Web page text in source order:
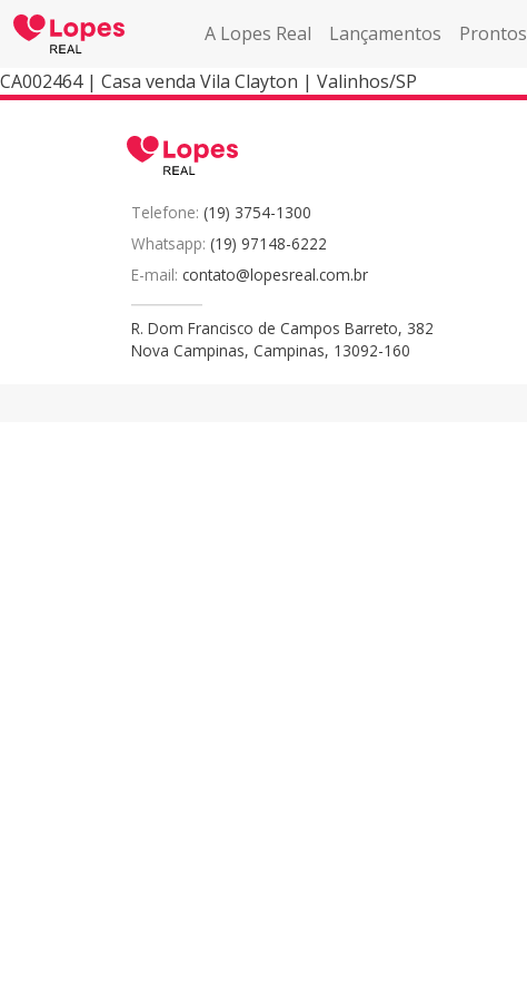
A Lopes Real Lançamentos Prontos
CA002464 | Casa venda Vila Clayton | Valinhos/SP
Telefone: (19) 3754-1300
Whatsapp: (19) 97148-6222
E-mail: contato@lopesreal.com.br
R. Dom Francisco de Campos Barreto, 382
Nova Campinas, Campinas, 13092-160